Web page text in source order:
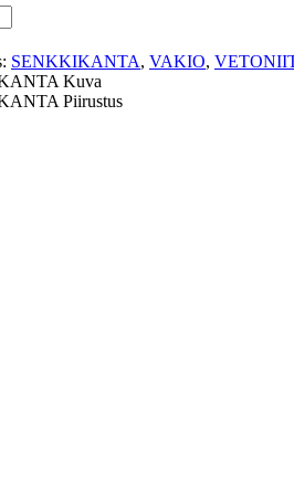
SENKKIKANTA, VAKIO,